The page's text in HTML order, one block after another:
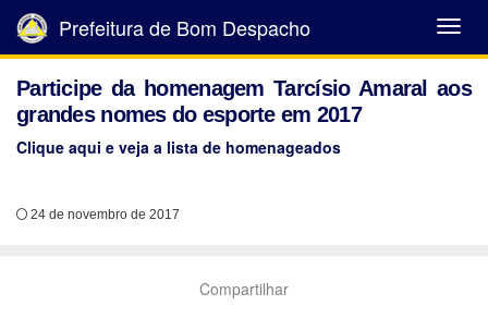
Abrir
Menu
Prefeitura de Bom Despacho
Participe da homenagem Tarcísio Amaral aos
grandes nomes do esporte em 2017
Clique aqui e veja a lista de homenageados
24 de novembro de 2017
Compartilhar